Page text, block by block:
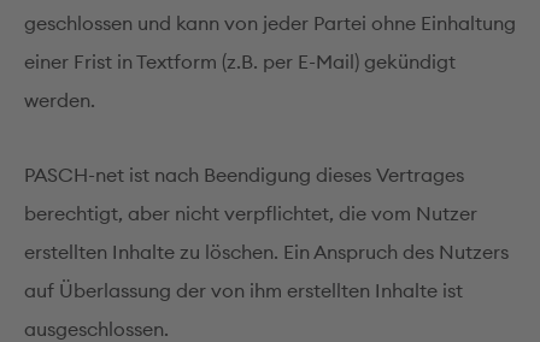
geschlossen und kann von jeder Partei ohne Einhaltung
einer Frist in Textform (z.B. per E-Mail) gekündigt
werden.
PASCH-net ist nach Beendigung dieses Vertrages
berechtigt, aber nicht verpflichtet, die vom Nutzer
erstellten Inhalte zu löschen. Ein Anspruch des Nutzers
auf Überlassung der von ihm erstellten Inhalte ist
ausgeschlossen.